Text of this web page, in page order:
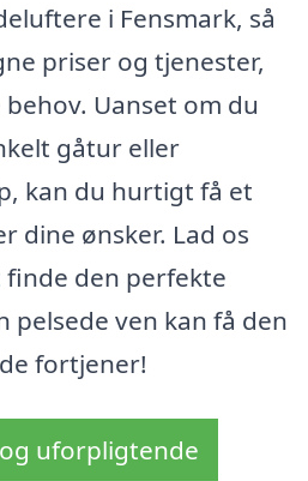
i Fensmark, så
priser og tjenester,
Uanset om du
gåtur eller
kan du hurtigt få et
dine ønsker. Lad os
den perfekte
pelsede ven kan få den
fortjener!
uforpligtende